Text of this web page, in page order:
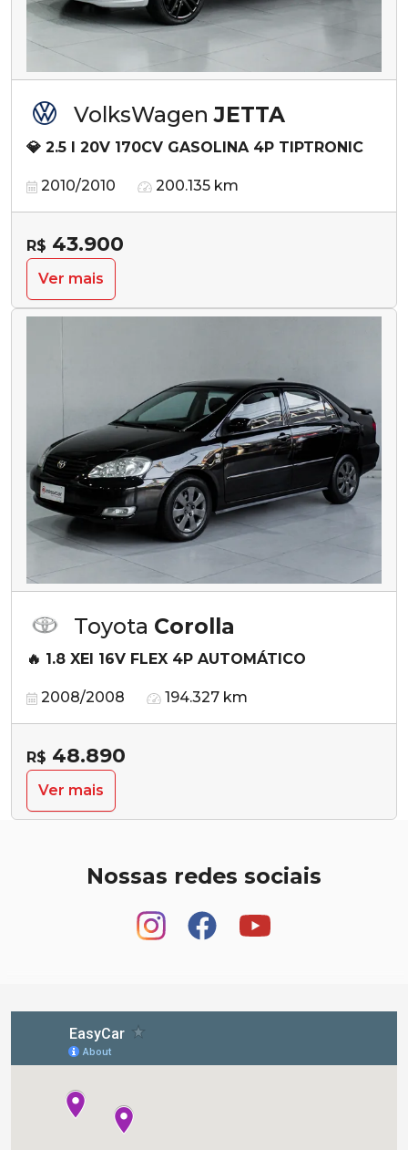
VolksWagenJETTA
💎 2.5 I 20V 170CV GASOLINA 4P TIPTRONIC
2010/2010 200.135 km
R$ 43.900
Ver mais
Toyota Corolla
🔥 1.8 XEI 16V FLEX 4P AUTOMÁTICO
2008/2008 194.327 km
R$ 48.890
Ver mais
Nossas redes sociais